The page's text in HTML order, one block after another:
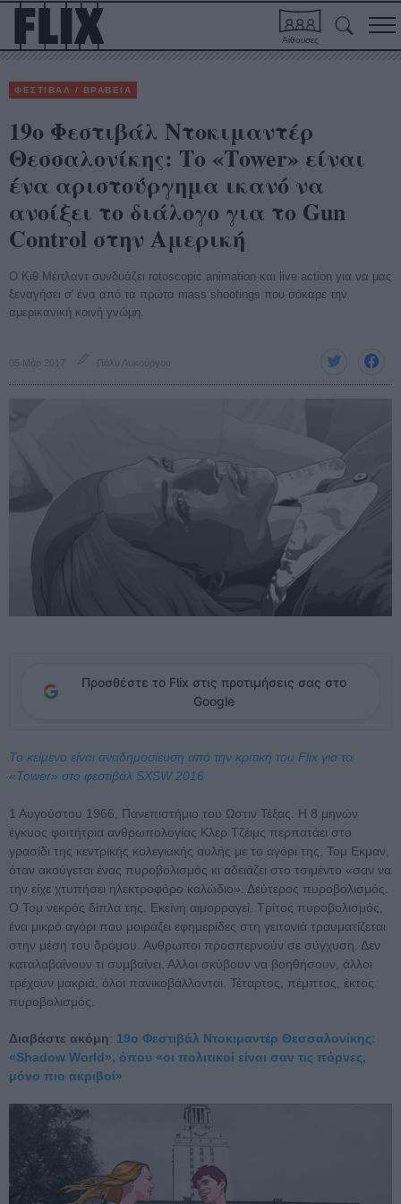
Αίθουσες
ΦΕΣΤΙΒΑΛ / ΒΡΑΒΕΙΑ
19ο Φεστιβάλ Ντοκιμαντέρ
Θεσσαλονίκης: Το «Τower» είναι
ένα αριστούργημα ικανό να
ανοίξει το διάλογο για το Gun
Control στην Αμερική
Ο Κιθ Μέιτλαντ συνδυάζει rotoscopic animation και live action για να μας
ξεναγήσει σ' ένα από τα πρώτα mass shootings που σόκαρε την
αμερικανική κοινή γνώμη.
05 Μάρ 2017 Πόλυ Λυκούργου
Προσθέστε το Flix στις προτιμήσεις σας στο
Google
Το κείμενο είναι αναδημοσίευση από την κριτική του Flix για το
«Tower» στο φεστιβάλ SXSW 2016
1 Αυγούστου 1966, Πανεπιστήμιο του Ωστιν Τέξας. Η 8 μηνών
έγκυος φοιτήτρια ανθρωπολογίας Κλερ Τζέιμς περπατάει στο
γρασίδι της κεντρικής κολεγιακής αυλής με το αγόρι της, Τομ Εκμαν,
όταν ακούγεται ένας πυροβολισμός κι αδειάζει στο τσιμέντο «σαν να
την είχε χτυπήσει ηλεκτροφόρο καλώδιο». Δεύτερος πυροβολισμός.
Ο Τομ νεκρός δίπλα της. Εκείνη αιμορραγεί. Τρίτος πυροβολισμός,
ένα μικρό αγόρι που μοιράζει εφημερίδες στη γειτονιά τραυματίζεται
στην μέση του δρόμου. Ανθρωποι προσπερνούν σε σύγχυση. Δεν
καταλαβαίνουν τι συμβαίνει. Αλλοι σκύβουν να βοηθήσουν, άλλοι
τρέχουν μακριά, όλοι πανικοβάλλονται. Τέταρτος, πέμπτος, έκτος
πυροβολισμός.
Διαβάστε ακόμη: 19ο Φεστιβάλ Ντοκιμαντέρ Θεσσαλονίκης:
«Shadow World», όπου «οι πολιτικοί είναι σαν τις πόρνες,
μόνο πιο ακριβοί»